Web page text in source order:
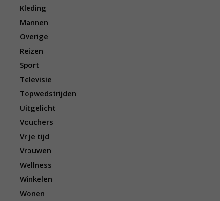
Kleding
Mannen
Overige
Reizen
Sport
Televisie
Topwedstrijden
Uitgelicht
Vouchers
Vrije tijd
Vrouwen
Wellness
Winkelen
Wonen